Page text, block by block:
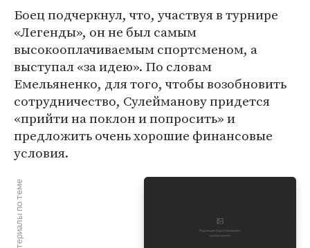
Боец подчеркнул, что, участвуя в турнире
«Легенды», он не был самым
высокооплачиваемым спортсменом, а
выступал «за идею». По словам
Емельяненко, для того, чтобы возобновить
сотрудничество, Сулейманову придется
«прийти на поклон и попросить» и
предложить очень хорошие финансовые
условия.
Материалы по теме